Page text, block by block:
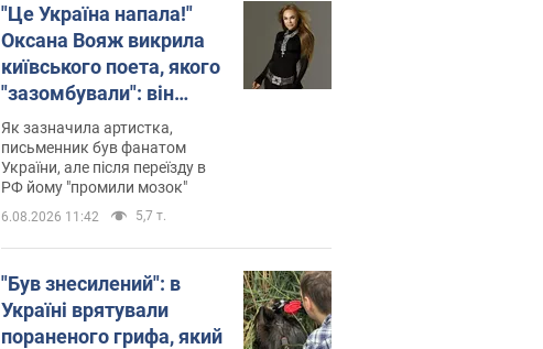
"Це Україна напала!"
Оксана Вояж викрила
київського поета, якого
"зазомбували": він
навіть російської не
знав, а тепер хоче
геноциду українців
Як зазначила артистка,
письменник був фанатом
України, але після переїзду в
РФ йому "промили мозок"
6.08.2026 11:42 5,7 т.
"Був знесилений": в
Україні врятували
пораненого грифа, який